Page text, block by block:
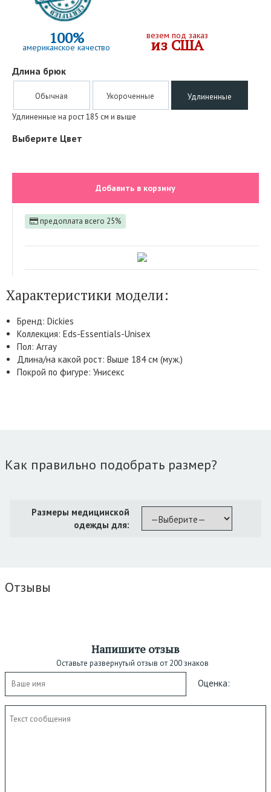
100%
американское качество
везем под заказ
из США
Длина брюк
Обычная Укороченные
Удлиненные
Удлиненные на рост 185 см и выше
Выберите Цвет
Добавить в корзину
предоплата всего 25%
Характеристики модели:
Бренд: Dickies
Коллекция: Eds-Essentials-Unisex
Пол: Array
Длина/на какой рост: Выше 184 см (муж.)
Покрой по фигуре: Унисекс
Как правильно подобрать размер?
Размеры медицинской
одежды для:
Отзывы
Напишите отзыв
Оставьте развернутый отзыв от 200 знаков
Оценка: